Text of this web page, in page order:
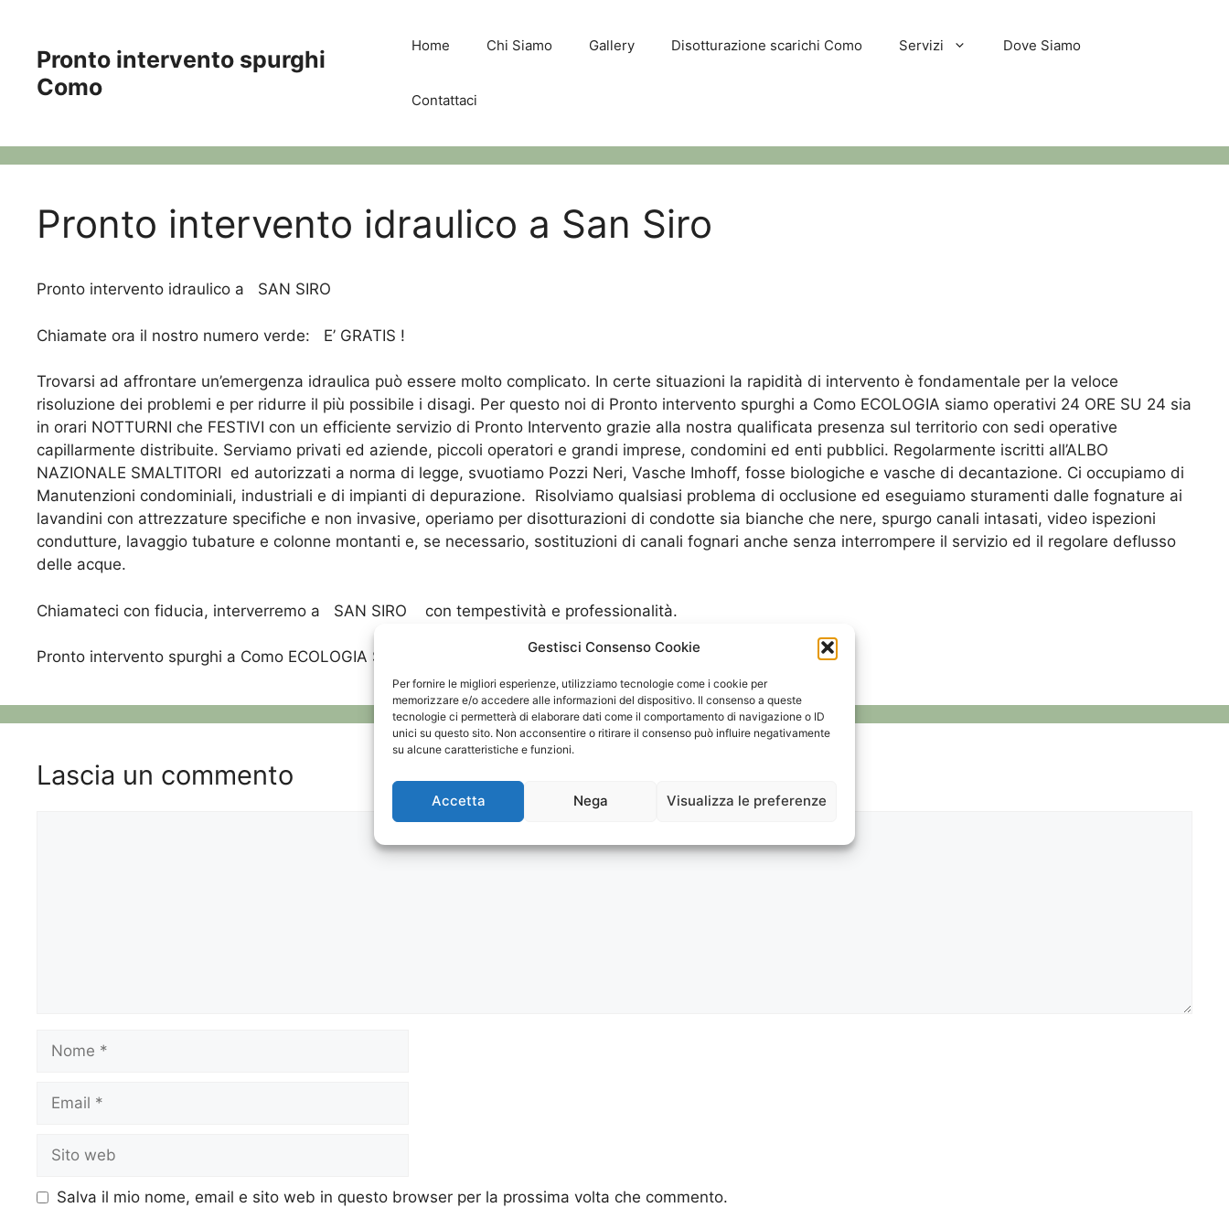
Gestisci Consenso Cookie
Per fornire le migliori esperienze, utilizziamo tecnologie come i cookie per
memorizzare e/o accedere alle informazioni del dispositivo. Il consenso a queste
tecnologie ci permetterà di elaborare dati come il comportamento di navigazione o ID
unici su questo sito. Non acconsentire o ritirare il consenso può influire negativamente
su alcune caratteristiche e funzioni.
Accetta Nega Visualizza le preferenze
contenutoPronto intervento spurghi
Como
Home Chi Siamo Gallery Disotturazione scarichi Como Servizi Dove Siamo
Contattaci
Pronto intervento idraulico a San Siro
Pronto intervento idraulico a SAN SIRO
Chiamate ora il nostro numero verde: E’ GRATIS !
Trovarsi ad affrontare un’emergenza idraulica può essere molto complicato. In certe situazioni la rapidità di intervento è fondamentale per la veloce
risoluzione dei problemi e per ridurre il più possibile i disagi. Per questo noi di Pronto intervento spurghi a Como ECOLOGIA siamo operativi 24 ORE SU 24 sia
in orari NOTTURNI che FESTIVI con un efficiente servizio di Pronto Intervento grazie alla nostra qualificata presenza sul territorio con sedi operative
capillarmente distribuite. Serviamo privati ed aziende, piccoli operatori e grandi imprese, condomini ed enti pubblici. Regolarmente iscritti all’ALBO
NAZIONALE SMALTITORI ed autorizzati a norma di legge, svuotiamo Pozzi Neri, Vasche Imhoff, fosse biologiche e vasche di decantazione. Ci occupiamo di
Manutenzioni condominiali, industriali e di impianti di depurazione. Risolviamo qualsiasi problema di occlusione ed eseguiamo sturamenti dalle fognature ai
lavandini con attrezzature specifiche e non invasive, operiamo per disotturazioni di condotte sia bianche che nere, spurgo canali intasati, video ispezioni
condutture, lavaggio tubature e colonne montanti e, se necessario, sostituzioni di canali fognari anche senza interrompere il servizio ed il regolare deflusso
delle acque.
Chiamateci con fiducia, interverremo a SAN SIRO con tempestività e professionalità.
Pronto intervento spurghi a Como ECOLOGIA SRL, 1000 PROBLEMI……..UNA SOLA SOLUZIONE!
Lascia un commento
Nome
Email
Sito
web
Salva il mio nome, email e sito web in questo browser per la prossima volta che commento.